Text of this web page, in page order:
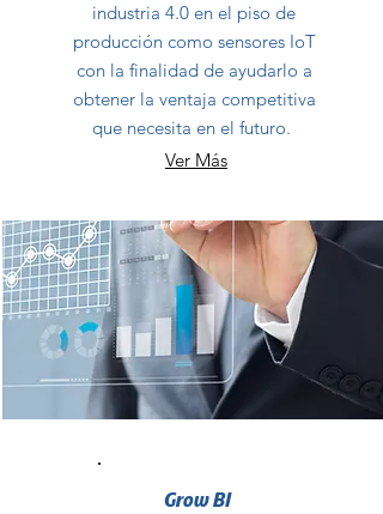
industria 4.0 en el piso de
producción como sensores IoT
con la finalidad de ayudarlo a
obtener la ventaja competitiva
que necesita en el futuro.
Ver Más
Grow BI